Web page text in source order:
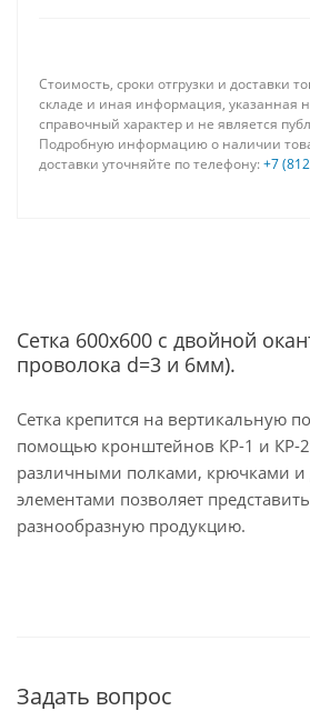
Стоимость, сроки отгрузки и доставки
складе и иная информация, указанная
справочный характер и не является
Подробную информацию о наличии
доставки уточняйте по телефону: +7
Сетка 600х600 с двойной
проволока d=3 и 6мм).
Сетка крепится на вертикальную
помощью кронштейнов КР-1 и КР-
различными полками, крючками
элементами позволяет
разнообразную продукцию.
Задать вопрос